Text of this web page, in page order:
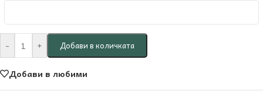
- + Добави в количката
Добави в любими